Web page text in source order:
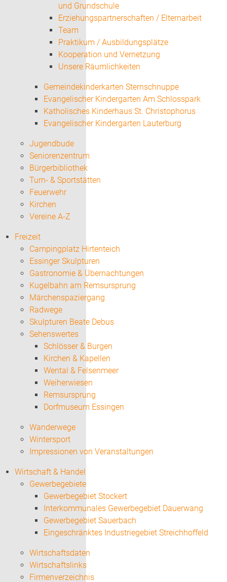
und Grundschule
Erziehungspartnerschaften / Elternarbeit
Team
Praktikum / Ausbildungsplätze
Kooperation und Vernetzung
Unsere Räumlichkeiten
Gemeindekinderkarten Sternschnuppe
Evangelischer Kindergarten Am Schlosspark
Katholisches Kinderhaus St. Christophorus
Evangelischer Kindergarten Lauterburg
Jugendbude
Seniorenzentrum
Bürgerbibliothek
Turn- & Sportstätten
Feuerwehr
Kirchen
Vereine A-Z
Freizeit
Campingplatz Hirtenteich
Essinger Skulpturen
Gastronomie & Übernachtungen
Kugelbahn am Remsursprung
Märchenspaziergang
Radwege
Skulpturen Beate Debus
Sehenswertes
Schlösser & Burgen
Kirchen & Kapellen
Wental & Felsenmeer
Weiherwiesen
Remsursprung
Dorfmuseum Essingen
Wanderwege
Wintersport
Impressionen von Veranstaltungen
Wirtschaft & Handel
Gewerbegebiete
Gewerbegebiet Stockert
Interkommunales Gewerbegebiet Dauerwang
Gewerbegebiet Sauerbach
Eingeschränktes Industriegebiet Streichhoffeld
Wirtschaftsdaten
Wirtschaftslinks
Firmenverzeichnis